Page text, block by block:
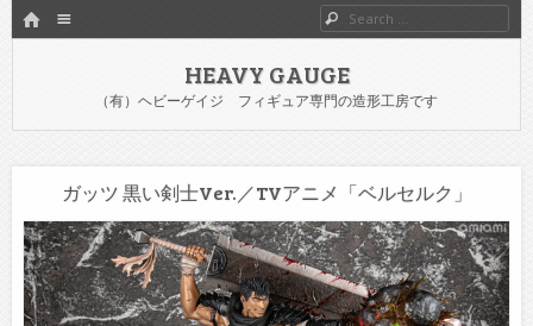
HOME Search
HEAVY GAUGE
（有）ヘビーゲイジ フィギュア専門の造形工房です
ガッツ 黒い剣士Ver.／TVアニメ「ベルセルク」